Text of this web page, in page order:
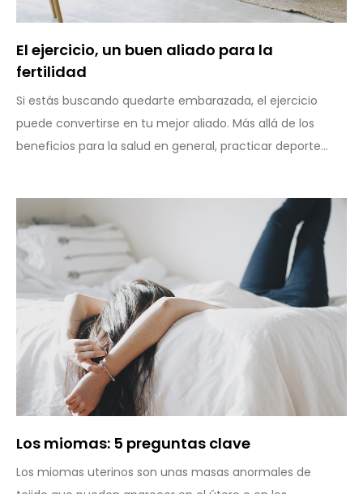
El ejercicio, un buen aliado para la
fertilidad
Si estás buscando quedarte embarazada, el ejercicio
puede convertirse en tu mejor aliado. Más allá de los
beneficios para la salud en general, practicar deporte...
Los miomas: 5 preguntas clave
Los miomas uterinos son unas masas anormales de